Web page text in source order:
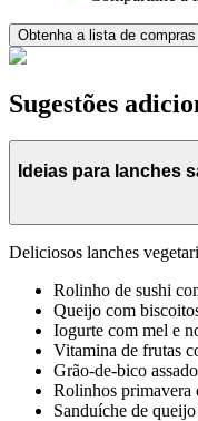
Obtenha a lista de compras
Sugestões
Ideias para lanches
Deliciosos lanches
Rolinho de sushi
Queijo com
Iogurte com mel e
Vitamina de frutas
Grão-de-bico assado
Rolinhos primavera
Sanduíche de